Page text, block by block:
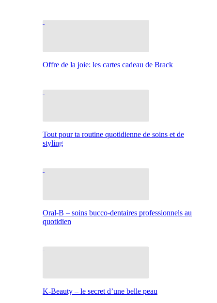
Offre de la joie: les cartes cadeau de Brack
Tout pour ta routine quotidienne de soins et de
styling
Oral-B – soins bucco-dentaires professionnels au
quotidien
K-Beauty – le secret d’une belle peau